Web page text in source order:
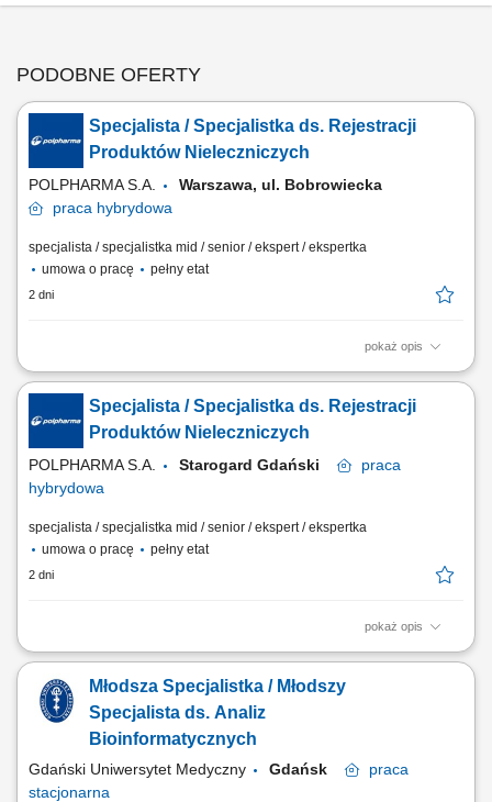
PODOBNE OFERTY
Specjalista / Specjalistka ds. Rejestracji
Produktów Nieleczniczych
POLPHARMA S.A.
Warszawa, ul. Bobrowiecka
praca hybrydowa
specjalista / specjalistka mid / senior / ekspert / ekspertka
umowa o pracę
pełny etat
2 dni
pokaż opis
Twoje zadania: prowadzenie procesów rejestracyjnych suplementów
diety, wyrobów medycznych oraz kosmetyków, przygotowywanie,
weryfikacja i aktualizacja dokumentacji wymaganej przepisami prawa,
nadzór nad dokumentacją techniczną wyrobów medycznych,
monitorowanie zmian regulacyjnych i ich...
Specjalista / Specjalistka ds. Rejestracji
Produktów Nieleczniczych
POLPHARMA S.A. Starogard Gdański
praca
hybrydowa
specjalista / specjalistka mid / senior / ekspert / ekspertka
umowa o pracę
pełny etat
2 dni
pokaż opis
Twoje zadania: prowadzenie procesów rejestracyjnych suplementów
weryfikacja i aktualizacja dokumentacji wymaganej przepisami prawa,
nadzór nad dokumentacją techniczną wyrobów medycznych,
monitorowanie zmian regulacyjnych i ich...
Młodsza Specjalistka / Młodszy
Specjalista ds. Analiz
Bioinformatycznych
Gdański Uniwersytet Medyczny Gdańsk
praca
stacjonarna